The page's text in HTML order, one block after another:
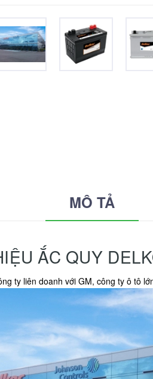
MÔ TẢ
ẮC QUY
ty liên doanh với GM, công ty ô tô